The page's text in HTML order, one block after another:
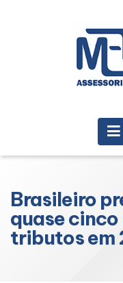
Brasileiro
quase
tributos em